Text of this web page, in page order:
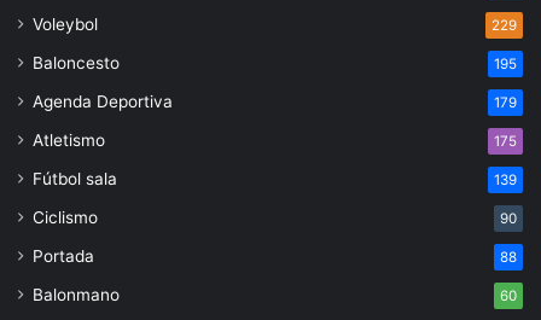
Voleybol 229
Baloncesto 195
Agenda Deportiva 179
Atletismo 175
Fútbol sala 139
Ciclismo 90
Portada 88
Balonmano 60